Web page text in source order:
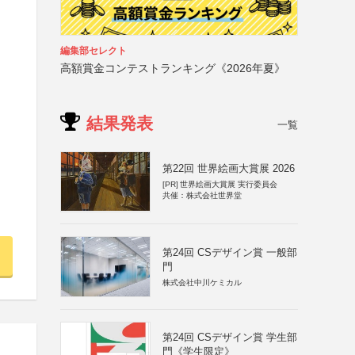
編集部セレクト
高額賞金コンテストランキング《2026年夏》
結果発表 一覧
第22回 世界絵画大賞展 2026
[PR] 世界絵画大賞展 実行委員会
共催：株式会社世界堂
第24回 CSデザイン賞 一般部
門
株式会社中川ケミカル
第24回 CSデザイン賞 学生部
門《学生限定》